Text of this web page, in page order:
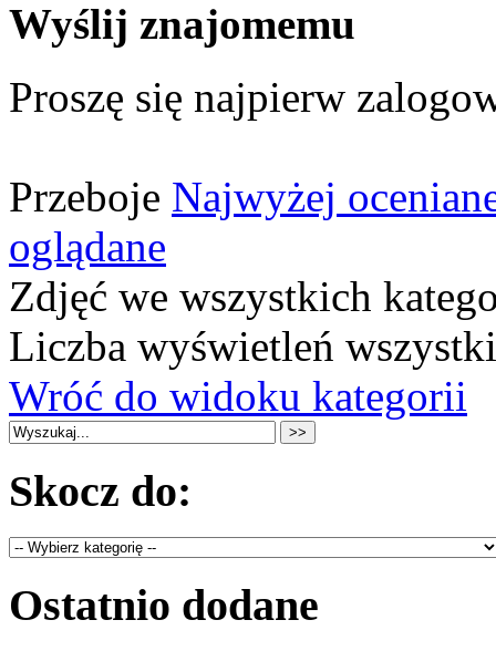
Wyślij znajomemu
Proszę się najpierw
Przeboje Najwyżej
oglądane
Zdjęć we wszystkich
Liczba wyświetleń
Wróć do widoku kategorii
Skocz do:
Ostatnio dodane